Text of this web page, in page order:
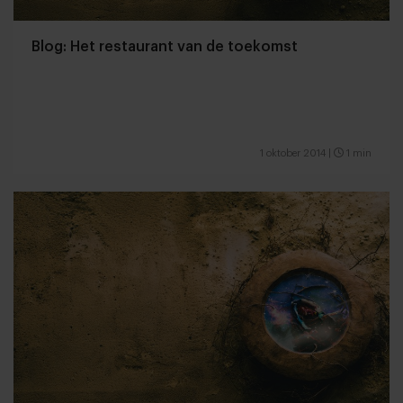
Blog: Het restaurant van de toekomst
1 oktober 2014 1 min